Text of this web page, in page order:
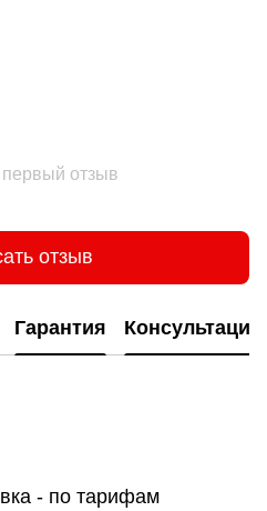
отзыв
отзыв
Гарантия Консультация
- по тарифам